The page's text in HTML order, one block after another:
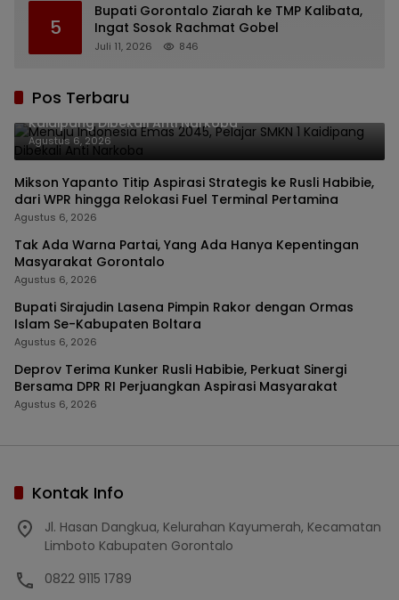
5
Bupati Gorontalo Ziarah ke TMP Kalibata,
Ingat Sosok Rachmat Gobel
Juli 11, 2026 846
Pos Terbaru
Menuju Indonesia Emas 2045, Pelajar SMKN 1
Kaidipang Dibekali Anti Narkoba
Agustus 6, 2026
Mikson Yapanto Titip Aspirasi Strategis ke Rusli Habibie,
dari WPR hingga Relokasi Fuel Terminal Pertamina
Agustus 6, 2026
Tak Ada Warna Partai, Yang Ada Hanya Kepentingan
Masyarakat Gorontalo
Agustus 6, 2026
Bupati Sirajudin Lasena Pimpin Rakor dengan Ormas
Islam Se-Kabupaten Boltara
Agustus 6, 2026
Deprov Terima Kunker Rusli Habibie, Perkuat Sinergi
Bersama DPR RI Perjuangkan Aspirasi Masyarakat
Agustus 6, 2026
Kontak Info
Jl. Hasan Dangkua, Kelurahan Kayumerah, Kecamatan
Limboto Kabupaten Gorontalo
0822 9115 1789